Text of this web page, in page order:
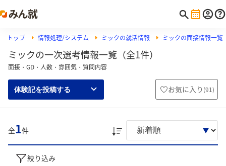
トップ 情報処理/システム ミックの就活情報 ミックの面接情報一覧
ミックの一次選考情報一覧（全1件）
面接・GD・人数・雰囲気・質問内容
体験記を投稿する お気に入り (91)
全1件
絞り込み